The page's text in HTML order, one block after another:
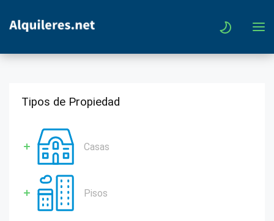
Tipos de Propiedad
Casas
Pisos